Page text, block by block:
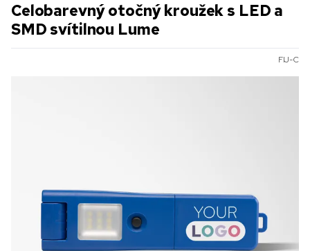
Celobarevný otočný kroužek s LED a
SMD svítilnou Lume
FIJ-C